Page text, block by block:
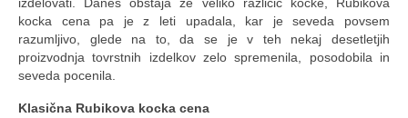
kocka cena pa je z leti upadala, kar je seveda povsem
razumljivo, glede na to, da se je v teh nekaj desetletjih
proizvodnja tovrstnih izdelkov zelo spremenila, posodobila in
seveda pocenila.
Klasična Rubikova kocka cena